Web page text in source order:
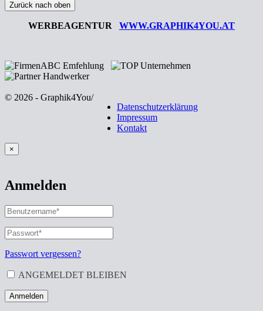
Zurück nach oben
WERBEAGENTUR WWW.GRAPHIK4YOU.AT
© 2026 - Graphik4You/
Datenschutzerklärung
Impressum
Kontakt
×
Anmelden
BENUTZERNAME
ODER
E-
MAIL-
ADRESSE*
ERFORDERLICH
PASSWORT
ERFORDERLICH
Passwort vergessen?
ANGEMELDET BLEIBEN
Anmelden